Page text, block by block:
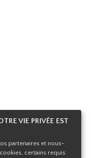
VIE PRIVÉE EST
partenaires et nous-
certains requis